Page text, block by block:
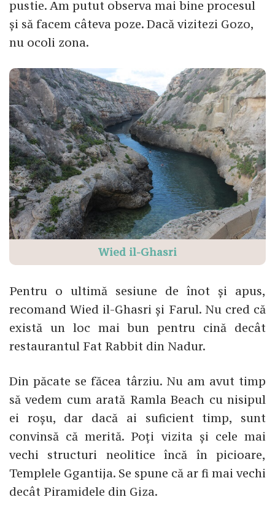
pustie. Am putut observa mai bine procesul
și să facem câteva poze. Dacă vizitezi Gozo,
nu ocoli zona.
Wied il-Ghasri
Pentru o ultimă sesiune de înot și apus,
recomand Wied il-Ghasri și Farul. Nu cred că
există un loc mai bun pentru cină decât
restaurantul Fat Rabbit din Nadur.
Din păcate se făcea târziu. Nu am avut timp
să vedem cum arată Ramla Beach cu nisipul
ei roșu, dar dacă ai suficient timp, sunt
convinsă că merită. Poți vizita și cele mai
vechi structuri neolitice încă în picioare,
Templele Ggantija. Se spune că ar fi mai vechi
decât Piramidele din Giza.